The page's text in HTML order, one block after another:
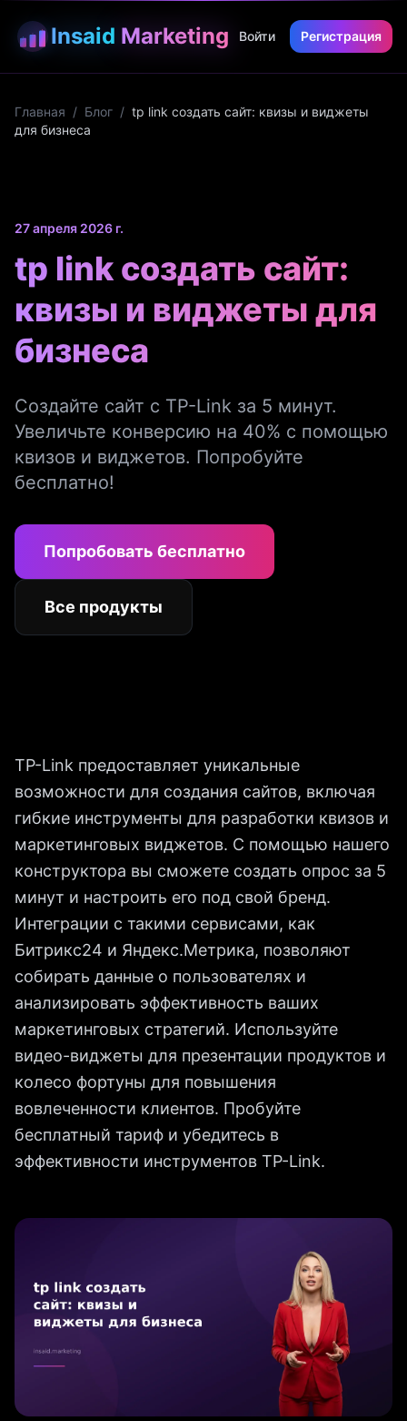
Insaid Marketing Войти Регистрация
Главная / Блог / tp link создать сайт: квизы и виджеты
для бизнеса
27 апреля 2026 г.
tp link создать сайт:
квизы и виджеты для
бизнеса
Создайте сайт с TP-Link за 5 минут.
Увеличьте конверсию на 40% с помощью
квизов и виджетов. Попробуйте
бесплатно!
Попробовать бесплатно
Все продукты
TP-Link предоставляет уникальные
возможности для создания сайтов, включая
гибкие инструменты для разработки квизов и
маркетинговых виджетов. С помощью нашего
конструктора вы сможете создать опрос за 5
минут и настроить его под свой бренд.
Интеграции с такими сервисами, как
Битрикс24 и Яндекс.Метрика, позволяют
собирать данные о пользователях и
анализировать эффективность ваших
маркетинговых стратегий. Используйте
видео-виджеты для презентации продуктов и
колесо фортуны для повышения
вовлеченности клиентов. Пробуйте
бесплатный тариф и убедитесь в
эффективности инструментов TP-Link.